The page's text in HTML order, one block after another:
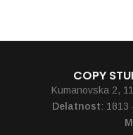
COPY
Kumanovska 2,
Delatnost: 1813